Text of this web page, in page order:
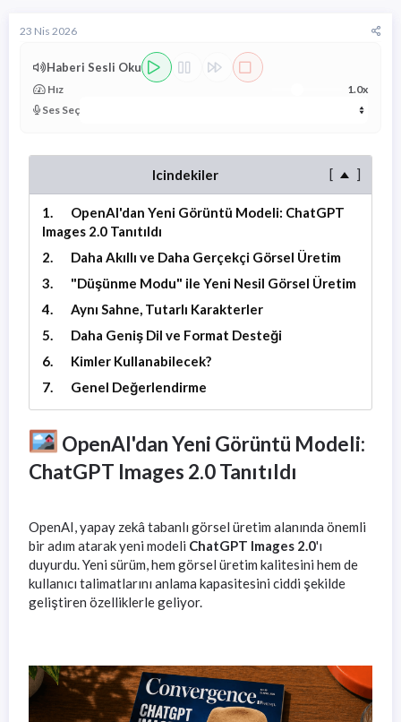
y
b
a
g
i
23 Nis 2026
Haberi Sesli Oku
Hız
1.0x
Ses Seç
Icindekiler [ ]
OpenAI'dan Yeni Görüntü Modeli: ChatGPT
Images 2.0 Tanıtıldı
Daha Akıllı ve Daha Gerçekçi Görsel Üretim
"Düşünme Modu" ile Yeni Nesil Görsel Üretim
Aynı Sahne, Tutarlı Karakterler
Daha Geniş Dil ve Format Desteği
Kimler Kullanabilecek?
Genel Değerlendirme
OpenAI'dan Yeni Görüntü Modeli:
ChatGPT Images 2.0 Tanıtıldı
OpenAI, yapay zekâ tabanlı görsel üretim alanında önemli
bir adım atarak yeni modeli ChatGPT Images 2.0'ı
duyurdu. Yeni sürüm, hem görsel üretim kalitesini hem de
kullanıcı talimatlarını anlama kapasitesini ciddi şekilde
geliştiren özelliklerle geliyor.